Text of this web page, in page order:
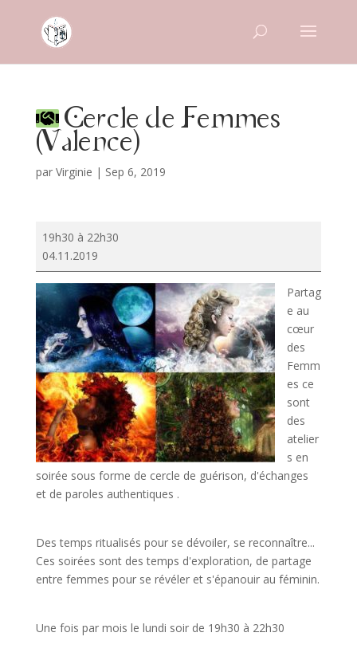
Cercle de Femmes
(Valence)
par Virginie | Sep 6, 2019
Cercle
de
(Valence)
19h30 à 22h30
04.11.2019
Partag
e au
cœur
des
Femm
es ce
sont
des
atelier
s en
soirée sous forme de cercle de guérison, d'échanges
et de paroles authentiques .
Des temps ritualisés pour se dévoiler, se reconnaître...
Ces soirées sont des temps d'exploration, de partage
entre femmes pour se révéler et s'épanouir au féminin.
Une fois par mois le lundi soir de 19h30 à 22h30